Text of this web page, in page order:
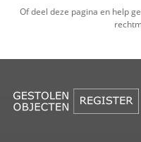
Of deel deze pagina en help